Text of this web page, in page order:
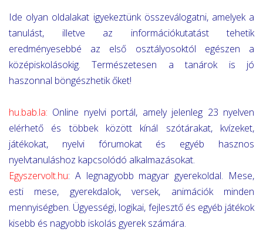
Ide olyan oldalakat igyekeztünk összeválogatni, amelyek a
tanulást, illetve az információkutatást tehetik
eredményesebbé az első osztályosoktól egészen a
középiskolásokig. Természetesen a tanárok is jó
haszonnal böngészhetik őket!
hu.bab.la: Online nyelvi portál, amely jelenleg 23 nyelven
elérhető és többek között kínál szótárakat, kvízeket,
játékokat, nyelvi fórumokat és egyéb hasznos
nyelvtanuláshoz kapcsolódó alkalmazásokat.
Egyszervolt.hu: A legnagyobb magyar gyerekoldal. Mese,
esti mese, gyerekdalok, versek, animációk minden
mennyiségben. Ügyességi, logikai, fejlesztő és egyéb játékok
kisebb és nagyobb iskolás gyerek számára.